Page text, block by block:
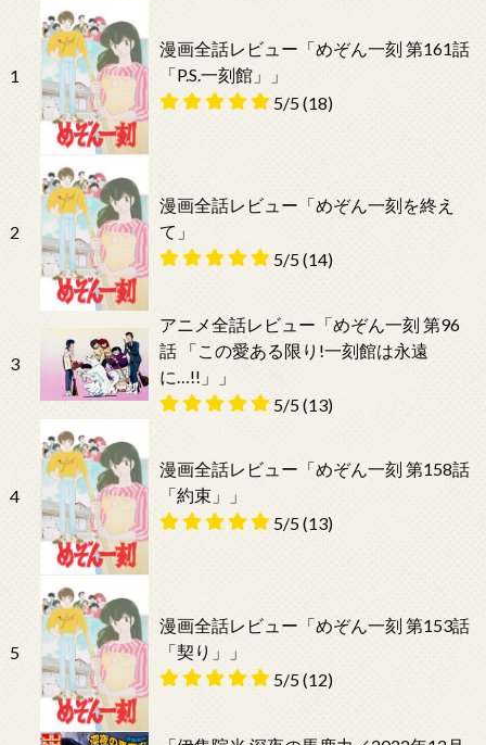
1
漫画全話レビュー「めぞん一刻 第161話
「P.S.一刻館」」
5/5(18)
2
漫画全話レビュー「めぞん一刻を終え
て」
5/5(14)
3
アニメ全話レビュー「めぞん一刻 第96
話 「この愛ある限り!一刻館は永遠
に…!!」」
5/5(13)
4
漫画全話レビュー「めぞん一刻 第158話
「約束」」
5/5(13)
5
漫画全話レビュー「めぞん一刻 第153話
「契り」」
5/5(12)